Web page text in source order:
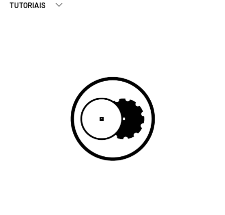
TUTORIAIS